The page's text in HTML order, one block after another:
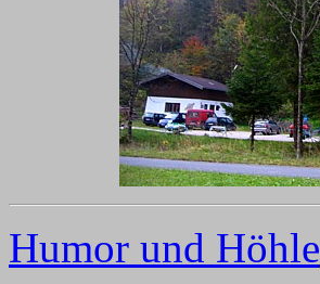
Humor und Höhle